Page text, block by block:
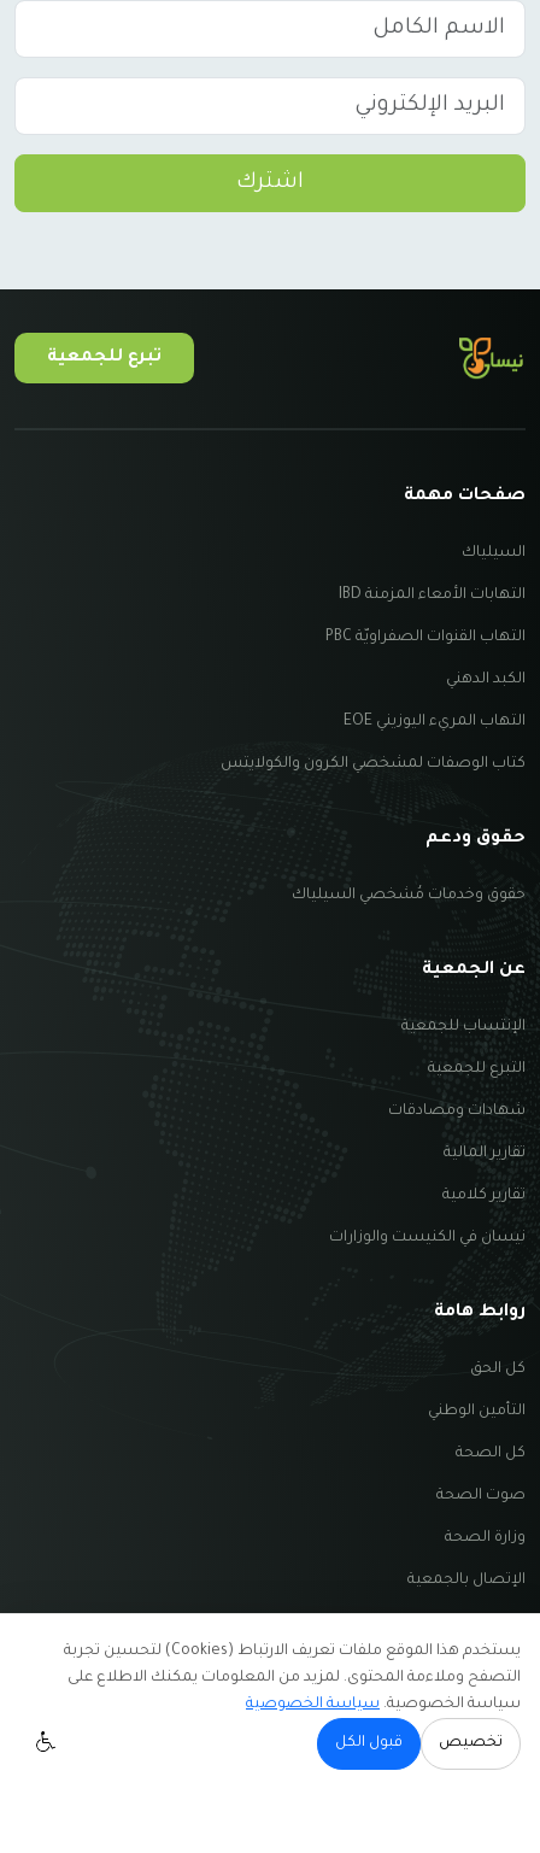
اشترك
تبرع للجمعية
صفحات مهمة
السيلياك
التهابات الأمعاء المزمنة IBD
التهاب القنوات الصفراويّة PBC
الكبد الدهني
التهاب المريء اليوزيني EOE
كتاب الوصفات لمشخصي الكرون والكولايتس
حقوق ودعم
حقوق وخدمات مُشخصي السيلياك
عن الجمعية
الإنتساب للجمعية
التبرع للجمعية
شهادات ومصادقات
تقارير المالية
تقارير كلامية
نيسان في الكنيست والوزارات
روابط هامة
كل الحق
التأمين الوطني
كل الصحة
صوت الصحة
وزارة الصحة
الإتصال بالجمعية
קומרק
בניית אתרים
جميع الحقوق محفوظة © جمعية نيسان 2026 —
الاستخدام
يستخدم هذا الموقع ملفات تعريف الارتباط (Cookies) لتحسين تجربة
التصفح وملاءمة المحتوى. لمزيد من المعلومات يمكنك الاطلاع على
سياسة الخصوصية. سياسة الخصوصية
تخصيص قبول الكل